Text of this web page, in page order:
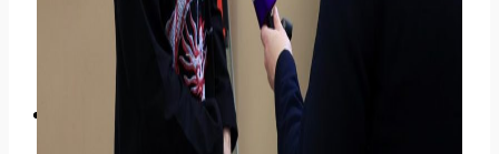
Thảm Đỏ & Xu Hướng
Sự Kiện Nổi Bật
Cộng Đồng Mạng